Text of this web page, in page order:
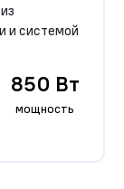
и системой
850 Вт
мощность